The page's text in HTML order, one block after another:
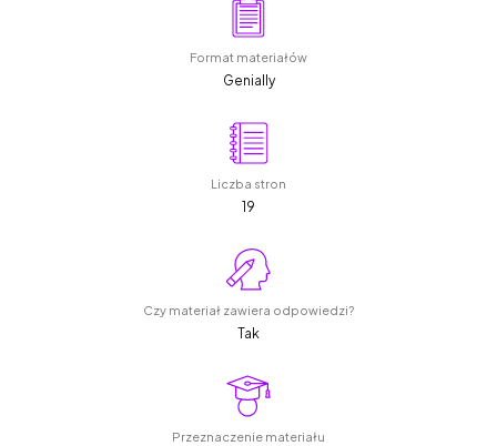
Format materiałów
Genially
Liczba stron
19
Czy materiał zawiera odpowiedzi?
Tak
Przeznaczenie materiału